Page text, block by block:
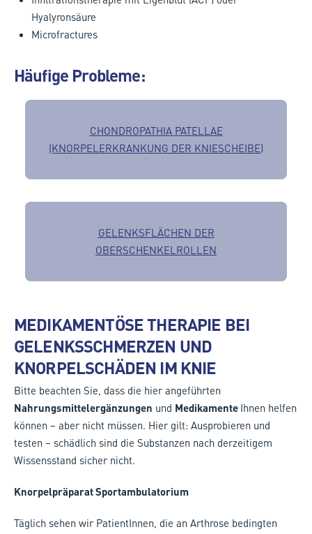
Hyalyronsäure
Microfractures
Häufige Probleme:
CHONDROPATHIA PATELLAE
(KNORPELERKRANKUNG DER KNIESCHEIBE)
GELENKSFLÄCHEN DER
OBERSCHENKELROLLEN
MEDIKAMENTÖSE THERAPIE BEI
GELENKSSCHMERZEN UND
KNORPELSCHÄDEN IM KNIE
Bitte beachten Sie, dass die hier angeführten
Nahrungsmittelergänzungen und Medikamente Ihnen helfen
können – aber nicht müssen. Hier gilt: Ausprobieren und
testen – schädlich sind die Substanzen nach derzeitigem
Wissensstand sicher nicht.
Knorpelpräparat Sportambulatorium
Täglich sehen wir PatientInnen, die an Arthrose bedingten